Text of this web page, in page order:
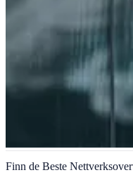
Finn de Beste